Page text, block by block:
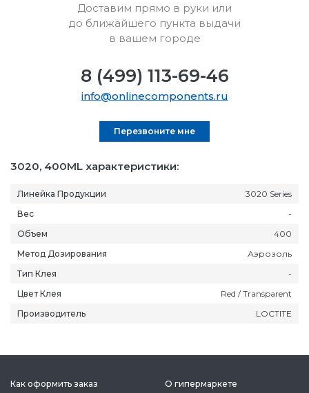
3020, 400ML характеристики:
Линейка Продукции
3020 Series
Вес
-
Объем
400
Метод Дозирования
Аэрозоль
Тип Клея
-
Цвет Клея
Red / Transparent
Производитель
LOCTITE
Доставим прямо в руки или
до ближайшего пункта выдачи
в вашем городе
8 (499) 113-69-46
info@onlinecomponents.ru
Перезвоните мне
Как оформить заказ О гипермаркете